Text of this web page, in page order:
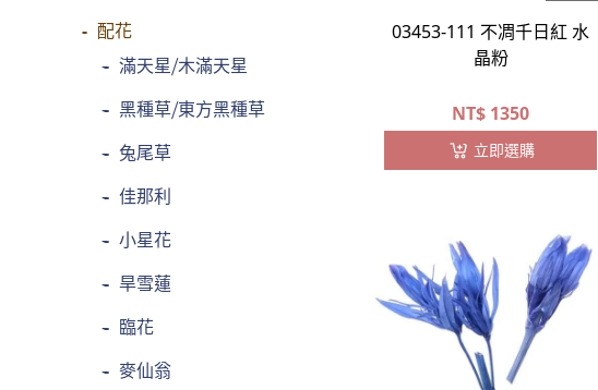
配花
- 滿天星⧸木滿天星
- 黑種草⧸東方黑種草
- 兔尾草
- 佳那利
- 小星花
- 旱雪蓮
- 臨花
- 麥仙翁
03453-111 不凋千日紅 水
晶粉
NT$ 1350
立即選購